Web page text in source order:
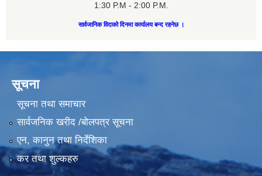
1:30 P.M - 2:00 P.M.
सार्वजानिक विदाको दिनमा कार्यालय बन्द रहनेछ ।
सूचना
सूचना तथा समाचार
सार्वजनिक खरीद /बोलपत्र सूचना
एन, कानुन तथा निर्देशिका
कर तथा शुल्कहरु